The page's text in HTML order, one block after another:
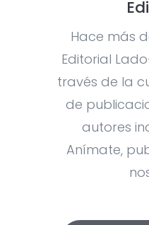
Hace más
Editorial
través de la
de
autores
Anímate,